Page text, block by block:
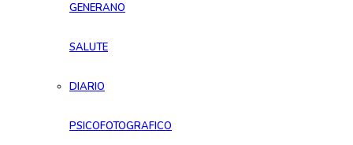
GENERANO
SALUTE
DIARIO
PSICOFOTOGRAFICO